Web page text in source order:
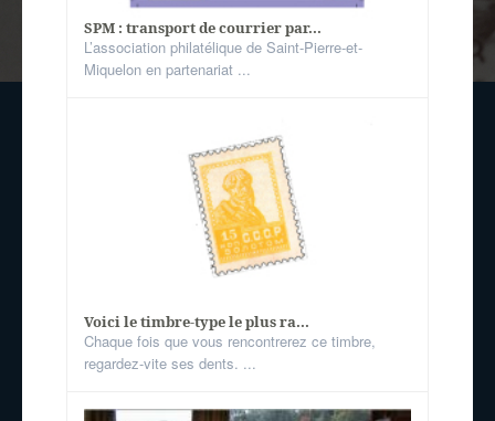
SPM : transport de courrier par...
L’association philatélique de Saint-Pierre-et-
Miquelon en partenariat ...
Voici le timbre-type le plus ra...
Chaque fois que vous rencontrerez ce timbre,
regardez-vite ses dents. ...